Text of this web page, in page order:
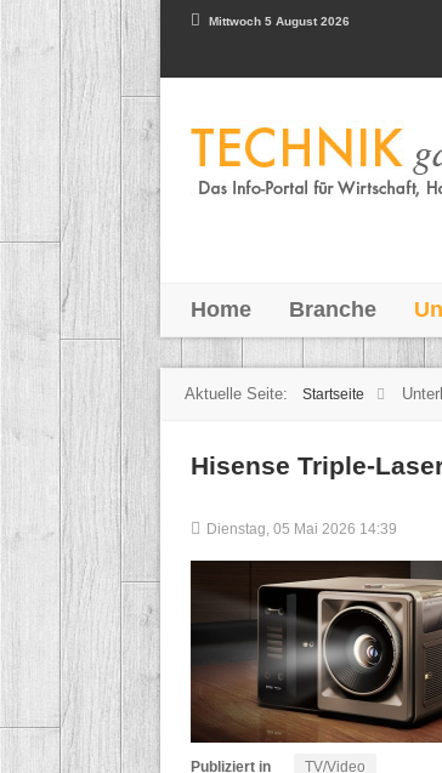
Mittwoch 5 August 2026
Home Branche
Aktuelle Seite: Startseite
Hisense Triple-
Dienstag, 05 Mai 2026 14:39
Publiziert in TV/Video